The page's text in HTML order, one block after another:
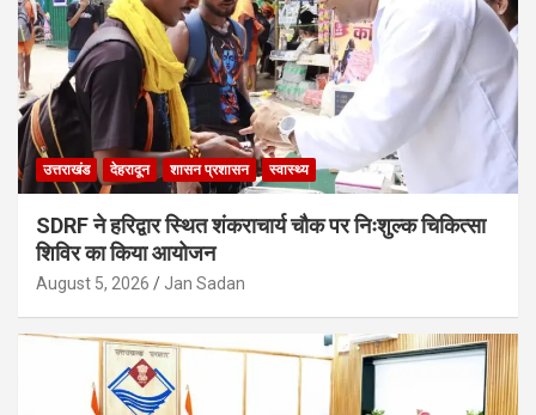
उत्तराखंड देहरादून शासन प्रशासन स्वास्थ्य
SDRF ने हरिद्वार स्थित शंकराचार्य चौक पर निःशुल्क चिकित्सा
शिविर का किया आयोजन
August 5, 2026 Jan Sadan